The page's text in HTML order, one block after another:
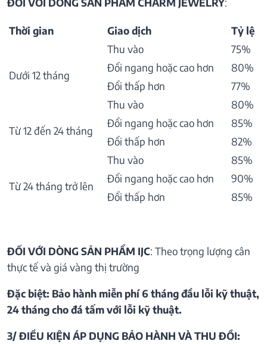
Thời gian Giao dịch Tỷ lệ
Dưới 12 tháng
Thu vào
75%
Đổi ngang hoặc cao hơn
80%
Đổi thấp hơn
77%
Từ 12 đến 24 tháng
Thu vào
80%
Đổi ngang hoặc cao hơn
85%
Đổi thấp hơn
82%
Từ 24 tháng trở lên
Thu vào
85%
Đổi ngang hoặc cao hơn
90%
Đổi thấp hơn
85%
ĐỐI VỚI DÒNG SẢN PHẨM IJC: Theo trọng lượng cân
thực tế và giá vàng thị trường
Đặc biệt: Bảo hành miễn phí 6 tháng đầu lỗi kỹ thuật,
24 tháng cho đá tấm với lỗi kỹ thuật.
3/ ĐIỀU KIỆN ÁP DỤNG BẢO HÀNH VÀ THU ĐỒI: